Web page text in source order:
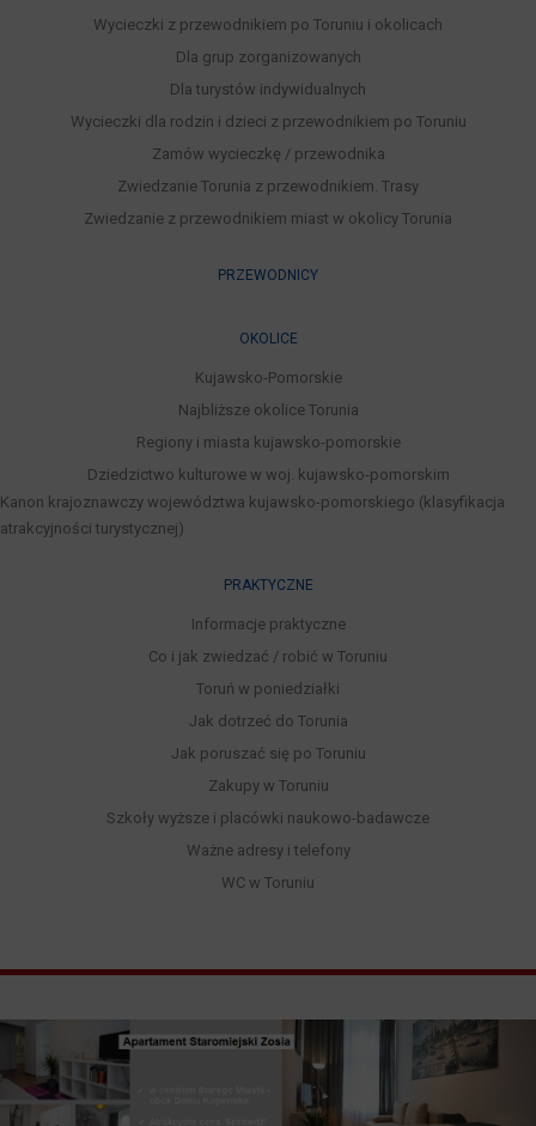
Wycieczki z przewodnikiem po Toruniu i okolicach
Dla grup zorganizowanych
Dla turystów indywidualnych
Wycieczki dla rodzin i dzieci z przewodnikiem po Toruniu
Zamów wycieczkę / przewodnika
Zwiedzanie Torunia z przewodnikiem. Trasy
Zwiedzanie z przewodnikiem miast w okolicy Torunia
PRZEWODNICY
OKOLICE
Kujawsko-Pomorskie
Najbliższe okolice Torunia
Regiony i miasta kujawsko-pomorskie
Dziedzictwo kulturowe w woj. kujawsko-pomorskim
Kanon krajoznawczy województwa kujawsko-pomorskiego (klasyfikacja
atrakcyjności turystycznej)
PRAKTYCZNE
Informacje praktyczne
Co i jak zwiedzać / robić w Toruniu
Toruń w poniedziałki
Jak dotrzeć do Torunia
Jak poruszać się po Toruniu
Zakupy w Toruniu
Szkoły wyższe i placówki naukowo-badawcze
Ważne adresy i telefony
WC w Toruniu